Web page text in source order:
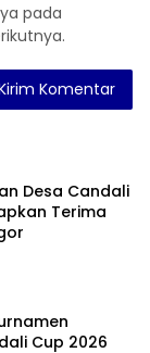
pada
Desa Candali
Terima
Cup 2026